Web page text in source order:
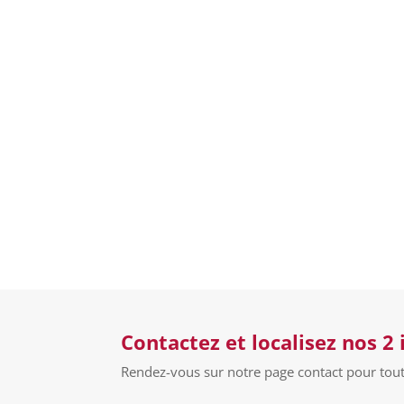
Contactez et localisez nos
Rendez-vous sur notre page contact pour